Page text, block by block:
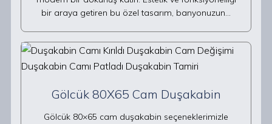
bir araya getiren bu özel tasarım, banyonuzun…
Gölcük 80X65 Cam Duşakabin
Gölcük 80×65 cam duşakabin seçeneklerimizle